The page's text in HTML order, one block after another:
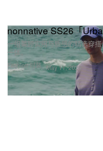
Fashion 时装
nonnative SS26「
一组兼顾实用与质感的精选穿
一体。
May 11, 2026